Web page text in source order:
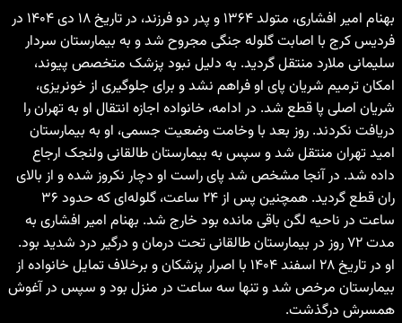
بهنام امیر افشاری، متولد ۱۳۶۴ و پدر دو فرزند، در تاریخ ۱۸ دی ۱۴۰۴ در
فردیس کرج با اصابت گلوله جنگی مجروح شد و به بیمارستان سردار
سلیمانی ملارد منتقل گردید. به دلیل نبود پزشک متخصص پیوند،
امکان ترمیم شریان پای او فراهم نشد و برای جلوگیری از خونریزی،
شریان اصلی پا قطع شد. در ادامه، خانواده اجازه انتقال او به تهران را
دریافت نکردند. روز بعد با وخامت وضعیت جسمی، او به بیمارستان
امید تهران منتقل شد و سپس به بیمارستان طالقانی ولنجک ارجاع
داده شد. در آنجا مشخص شد پای راست او دچار نکروز شده و از بالای
ران قطع گردید. همچنین پس از ۲۴ ساعت، گلوله‌ای که حدود ۳۶
ساعت در ناحیه لگن باقی مانده بود خارج شد. بهنام امیر افشاری به
مدت ۷۲ روز در بیمارستان طالقانی تحت درمان و درگیر درد شدید بود.
او در تاریخ ۲۸ اسفند ۱۴۰۴ با اصرار پزشکان و برخلاف تمایل خانواده از
بیمارستان مرخص شد و تنها سه ساعت در منزل بود و سپس در آغوش
همسرش درگذشت.